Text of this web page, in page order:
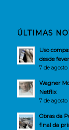
ÚLTIMAS
Uso
desde
7 de agosto
Wagner
Netflix
7 de agosto
Obras da
final da